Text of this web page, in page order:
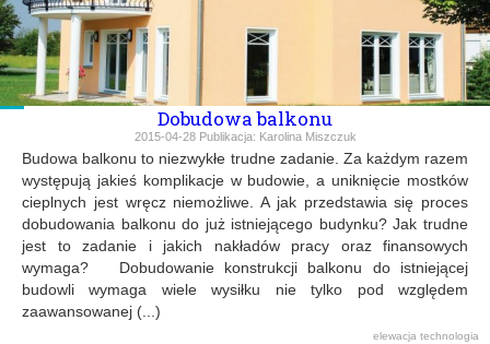
Dobudowa balkonu
2015-04-28Publikacja: Karolina Miszczuk
Budowa balkonu to niezwykłe trudne zadanie. Za każdym razem
występują jakieś komplikacje w budowie, a uniknięcie mostków
cieplnych jest wręcz niemożliwe. A jak przedstawia się proces
dobudowania balkonu do już istniejącego budynku? Jak trudne
jest to zadanie i jakich nakładów pracy oraz finansowych
wymaga? Dobudowanie konstrukcji balkonu do istniejącej
budowli wymaga wiele wysiłku nie tylko pod względem
zaawansowanej (...)
elewacja technologia